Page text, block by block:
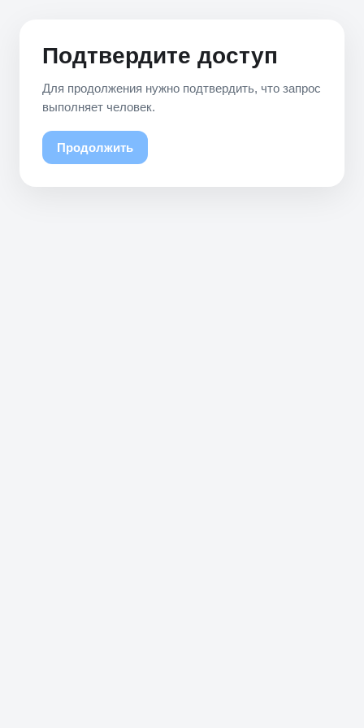
Подтвердите доступ
Для продолжения нужно подтвердить, что запрос
выполняет человек.
Продолжить